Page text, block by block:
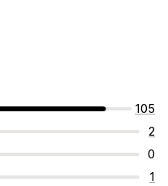
105
2
0
1